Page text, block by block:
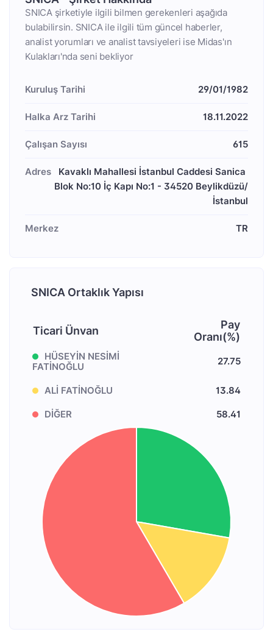
SNICA şirketiyle ilgili bilmen gerekenleri aşağıda
bulabilirsin. SNICA ile ilgili tüm güncel haberler,
analist yorumları ve analist tavsiyeleri ise Midas'ın
Kulakları'nda seni bekliyor
Kuruluş Tarihi 29/01/1982
Halka Arz Tarihi 18.11.2022
Çalışan Sayısı 615
Adres
Kavaklı Mahallesi İstanbul Caddesi Sanica
Blok No:10 İç Kapı No:1 - 34520 Beylikdüzü/
İstanbul
Merkez TR
SNICA Ortaklık Yapısı
Ticari Ünvan
Pay
Oranı(%)
HÜSEYİN NESİMİ
FATİNOĞLU
27.75
ALİ FATİNOĞLU 13.84
DİĞER 58.41